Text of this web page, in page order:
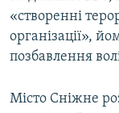
«створенні
організації»,
позбавлення
Місто Сніжне